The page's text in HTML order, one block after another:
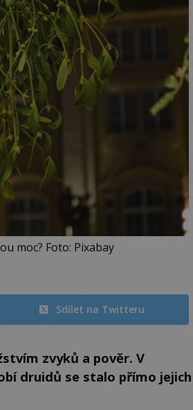
moc? Foto: Pixabay
Sdílet na Twitteru
zvyků a pověr. V
druidů se stalo přímo jejich